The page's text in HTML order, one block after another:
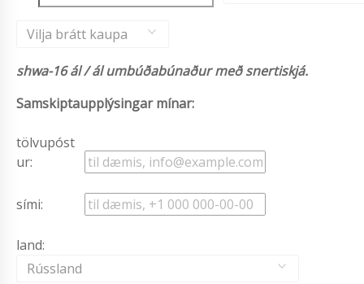
Vilja brátt kaupa
shwa-16 ál / ál umbúðabúnaður með snertiskjá.
Samskiptaupplýsingar mínar:
tölvupóst
ur:
sími:
land:
Rússland